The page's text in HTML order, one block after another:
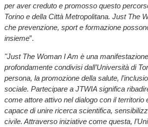
per aver creduto e promosso questo
Torino e della Città Metropolitana. Just The
che prevenzione, sport e formazione
insieme”.
"Just The Woman I Am è una
profondamente condivisi dall’Università di
persona, la promozione della salute,
sociale. Partecipare a JTWIA significa
come attore attivo nel dialogo con il territorio
capace di unire ricerca scientifica,
civile. Attraverso iniziative come questa,